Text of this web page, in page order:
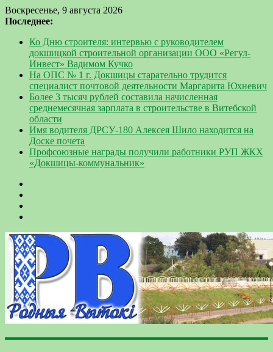
Воскресенье, 9 августа 2026
Последнее:
Ко Дню строителя: интервью с руководителем
докшицкой строительной организации ООО «Регул-
Инвест» Вадимом Кучко
На ОПС № 1 г. Докшицы старательно трудится
специалист почтовой деятельности Маргарита Юхневич
Более 3 тысяч рублей составила начисленная
среднемесячная зарплата в строительстве в Витебской
области
Имя водителя ДРСУ-180 Алексея Шило находится на
Доске почета
Профсоюзные награды получили работники РУП ЖКХ
«Докшицы-коммунальник»